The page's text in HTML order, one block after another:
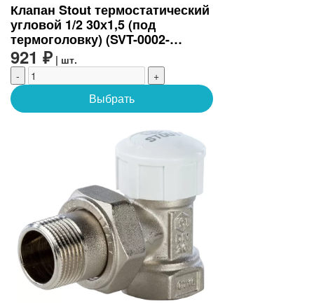
Клапан Stout термостатический
угловой 1/2 30х1,5 (под
термоголовку) (SVT-0002-
000015)
921 ₽ | шт.
-
+
Выбрать